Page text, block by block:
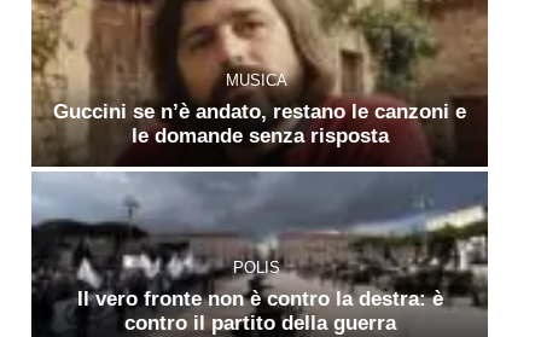
MUSICA
Guccini se n’è andato, restano le canzoni e
le domande senza risposta
POLIS
Il vero fronte non è contro la destra: è
contro il partito della guerra